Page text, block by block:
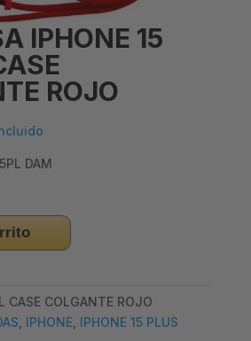
IPHONE 15
ROJO
DAM
CASE COLGANTE ROJO
, IPHONE, IPHONE 15 PLUS